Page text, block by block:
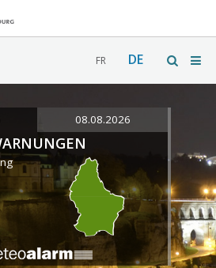
FR DE
08.08.2026